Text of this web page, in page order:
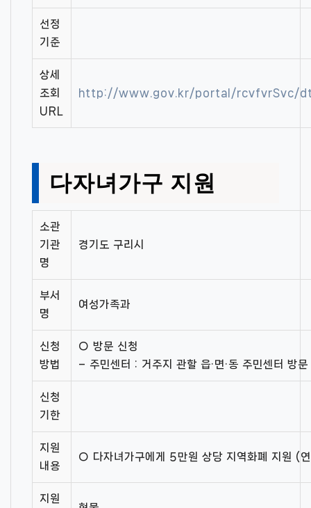
선정
기준
상세
조회
URL
http://www.gov.kr/portal/rcvfvrSvc/
다자녀가구 지원
소관
기관
명
경기도 구리시
부서
명
여성가족과
신청
방법
○ 방문 신청
– 주민센터 : 거주지 관할 읍·면·동 주민센터 방문
신청
기한
지원
내용
○ 다자녀가구에게 5만원 상당 지역화폐 지원 (
지원